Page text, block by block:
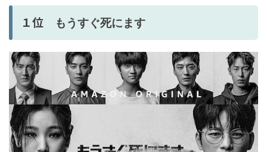
１位 もうすぐ死にます